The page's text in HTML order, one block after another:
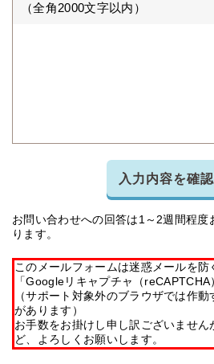
（全角2000文字以内）
入力内容を確
お問い合わせへの回答は1～2週間程度
ります。
このメールフォームは迷惑メールを
「Googleリキャプチャ（reCAPTCHA
（サポート対象外のブラウザでは作
があります）
お手数をお掛けし申し訳ございません
ど、よろしくお願いします。